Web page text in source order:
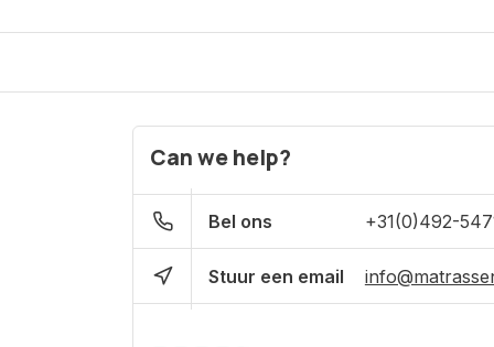
Can we help?
Bel ons +31(0)492-
Stuur een email